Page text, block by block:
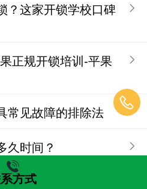
？这家开锁学校口碑
正规开锁培训-平果
常见故障的排除法
久时间？
1/ 3
方式